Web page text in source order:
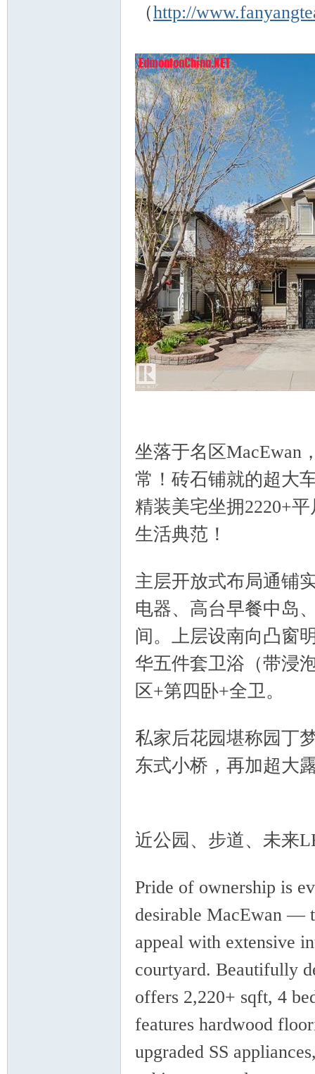
（http://
坐落于名区MacEwan
常！砖石铺就的超大
精装美宅坐拥2220+
生活典范！
主层开放式布局通铺
电器、高台早餐中岛
间。上层设南向凸窗
华五件套卫浴（带浸
区+第四卧+全卫。
私家后花园堪称园丁
东式小桥，再加超大
近公园、步道、未来
Pride of ownership is
desirable MacEwan —
appeal with extensive
courtyard. Beautifully
offers 2,220+ sqft, 4
features hardwood
upgraded SS